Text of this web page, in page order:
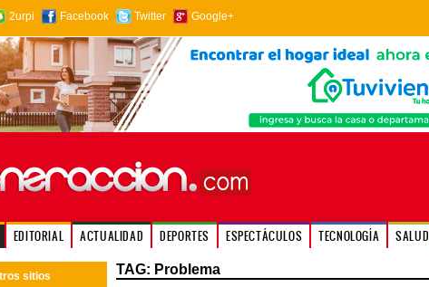
2urpi Facebook Twitter Google+
EDITORIAL ACTUALIDAD DEPORTES ESPECTÁCULOS TECNOLOGÍA SALUD
sitios TAG: Problema